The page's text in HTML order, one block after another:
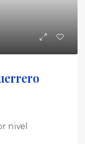
nivel